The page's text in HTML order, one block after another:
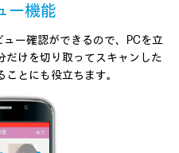
ー機能
ー確認ができるので、
PCを立
だけを切り取ってスキャンした
とにも役立ちます。